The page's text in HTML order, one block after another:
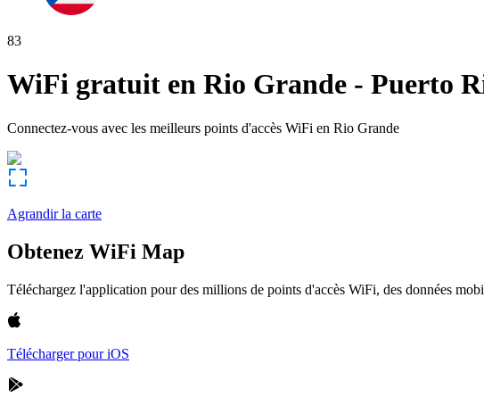
83
WiFi gratuit en Rio Grande - Puerto
Connectez-vous avec les meilleurs points d'accès WiFi en Rio Grande
Agrandir la carte
Obtenez WiFi Map
Téléchargez l'application pour des millions de points d'accès WiFi, des données
Télécharger pour iOS